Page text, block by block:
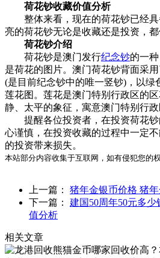
荷花钞收藏价值分析
整体来看，现在的荷花钞已经具
亮的荷花钞无论是收藏还是投资，都
荷花钞介绍
荷花钞是澳门发行纪念钞的一
是荷花的图片。澳门荷花钞背面采
(是目前纪念钞中的唯一竖钞)，以绿
莲花图。莲花是澳门特别行政区的
静、太平的象征，寓意澳门特别行政
提醒各位投资者，在投资荷花钞
心谨慎，在投资收藏的过程中一定
的投资带来损失。
本站部分内容收集于互联网，如有侵犯您的
上一篇： 猪年金银币价格 猪
下一篇： 建国50周年50元多
值分析
相关文章